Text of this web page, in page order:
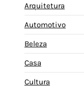
Arquitetura
Automotivo
Beleza
Casa
Cultura